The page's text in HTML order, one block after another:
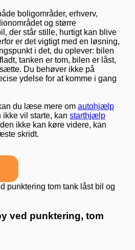
boligområder, erhverv,
og større
der står stille, hurtigt kan blive
er det vigtigt med en løsning,
i det, du oplever: bilen
tanken er tom, bilen er låst,
Du behøver ikke på
ydelse for at komme i gang
du læse mere om autohjælp
ikke vil starte, kan starthjælp
ikke kan køre videre, kan
skridt.
ved punktering, tom